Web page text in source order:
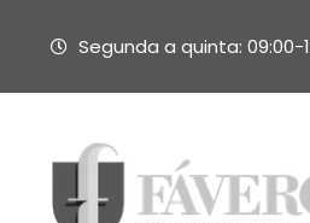
Segunda a quinta: 09:00-